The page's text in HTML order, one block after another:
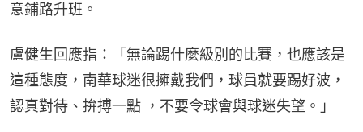
意鋪路升班。
盧健生回應指：「無論踢什麼級別的比賽，也應該是
這種態度，南華球迷很擁戴我們，球員就要踢好波，
認真對待、拚搏一點 ，不要令球會與球迷失望。」